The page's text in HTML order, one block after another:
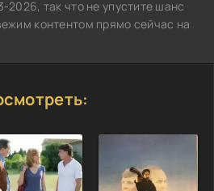
2026, так что не упустите шанс
контентом прямо сейчас на